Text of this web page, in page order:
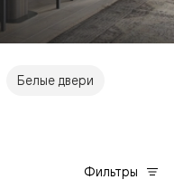
Белые двери
Фильтры